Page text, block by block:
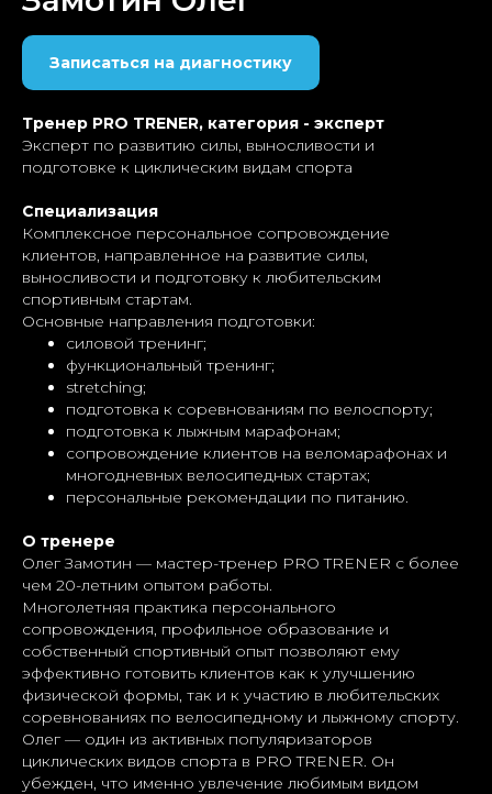
Записаться на диагностику
Тренер PRO TRENER, категория - эксперт
Эксперт по развитию силы, выносливости и
подготовке к циклическим видам спорта
Специализация
Комплексное персональное сопровождение
клиентов, направленное на развитие силы,
выносливости и подготовку к любительским
спортивным стартам.
Основные направления подготовки:
силовой тренинг;
функциональный тренинг;
stretching;
подготовка к соревнованиям по велоспорту;
подготовка к лыжным марафонам;
сопровождение клиентов на веломарафонах и
многодневных велосипедных стартах;
персональные рекомендации по питанию.
О тренере
Олег Замотин — мастер-тренер PRO TRENER с более
чем 20-летним опытом работы.
Многолетняя практика персонального
сопровождения, профильное образование и
собственный спортивный опыт позволяют ему
эффективно готовить клиентов как к улучшению
физической формы, так и к участию в любительских
соревнованиях по велосипедному и лыжному спорту.
Олег — один из активных популяризаторов
циклических видов спорта в PRO TRENER. Он
убежден, что именно увлечение любимым видом